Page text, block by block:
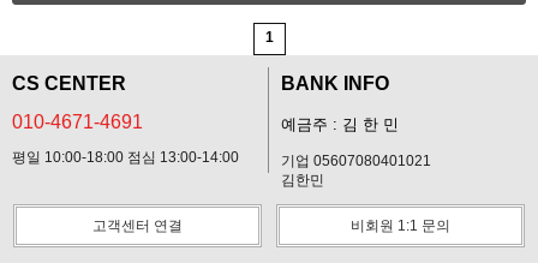
1
CS CENTER
010-4671-4691
평일 10:00-18:00 점심 13:00-14:00
BANK INFO
예금주 : 김 한 민
기업 05607080401021
김한민
고객센터 연결 비회원 1:1 문의